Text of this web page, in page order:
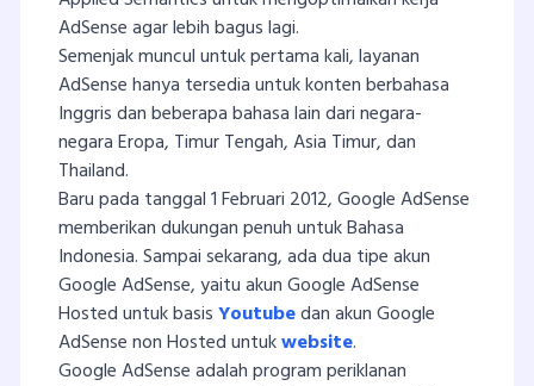
AdSense agar lebih bagus lagi.
Semenjak muncul untuk pertama kali, layanan
AdSense hanya tersedia untuk konten berbahasa
Inggris dan beberapa bahasa lain dari negara-
negara Eropa, Timur Tengah, Asia Timur, dan
Thailand.
Baru pada tanggal 1 Februari 2012, Google AdSense
memberikan dukungan penuh untuk Bahasa
Indonesia. Sampai sekarang, ada dua tipe akun
Google AdSense, yaitu akun Google AdSense
Hosted untuk basisYoutubedan akun Google
AdSense non Hosted untukwebsite.
Google AdSense adalah program periklanan